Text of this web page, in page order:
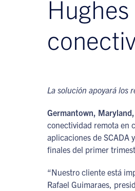
La solución apoyará los
Germantown,
conectividad remota en
aplicaciones de SCADA
finales del primer
“Nuestro cliente está
Rafael Guimaraes,